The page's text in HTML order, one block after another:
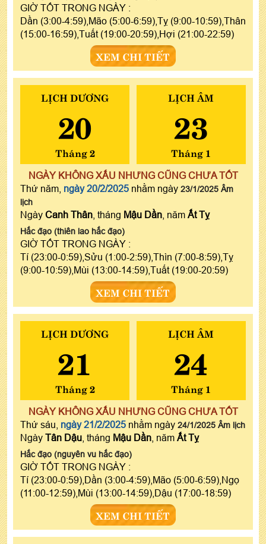
GIỜ TỐT TRONG NGÀY :
Dần (3:00-4:59),Mão (5:00-6:59),Tỵ (9:00-10:59),Thân
(15:00-16:59),Tuất (19:00-20:59),Hợi (21:00-22:59)
XEM CHI TIẾT
LỊCH DƯƠNG
20
Tháng 2
LỊCH ÂM
23
Tháng 1
NGÀY KHÔNG XẤU NHƯNG CŨNG CHƯA TỐT
Thứ năm, ngày 20/2/2025 nhằm ngày 23/1/2025 Âm
lịch
Ngày Canh Thân , tháng Mậu Dần , năm Ất Tỵ
Hắc đạo (thiên lao hắc đạo)
GIỜ TỐT TRONG NGÀY :
Tí (23:00-0:59),Sửu (1:00-2:59),Thìn (7:00-8:59),Tỵ
(9:00-10:59),Mùi (13:00-14:59),Tuất (19:00-20:59)
XEM CHI TIẾT
LỊCH DƯƠNG
21
Tháng 2
LỊCH ÂM
24
Tháng 1
NGÀY KHÔNG XẤU NHƯNG CŨNG CHƯA TỐT
Thứ sáu, ngày 21/2/2025 nhằm ngày 24/1/2025 Âm lịch
Ngày Tân Dậu , tháng Mậu Dần , năm Ất Tỵ
Hắc đạo (nguyên vu hắc đạo)
GIỜ TỐT TRONG NGÀY :
Tí (23:00-0:59),Dần (3:00-4:59),Mão (5:00-6:59),Ngọ
(11:00-12:59),Mùi (13:00-14:59),Dậu (17:00-18:59)
XEM CHI TIẾT